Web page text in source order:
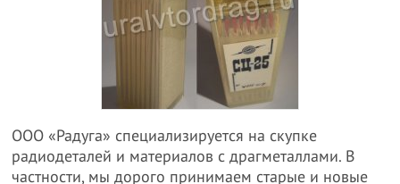
ООО «Радуга» специализируется на скупке
радиодеталей и материалов с драгметаллами. В
частности, мы дорого принимаем старые и новые